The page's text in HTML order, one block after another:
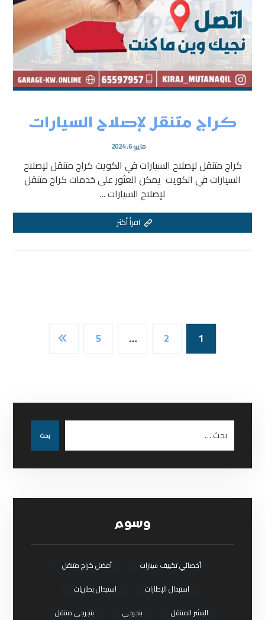
كراج متنقل لإصلاح السيارات
مايو 6, 2024
كراج متنقل لإصلاح السيارات في الكويت كراج متنقل لإصلاح
السيارات في الكويت يمكن العثور على خدمات كراج متنقل
لإصلاح السيارات ...
اقرأ أكثر
1
2
…
5
بحث
وسوم
أخصائي تكييف سيارات
أفضل كراج متنقل
استبدال الإطارات
استبدال بطاريات
البنشر المتنقل
بنجرجي
بنجرجي متنقل